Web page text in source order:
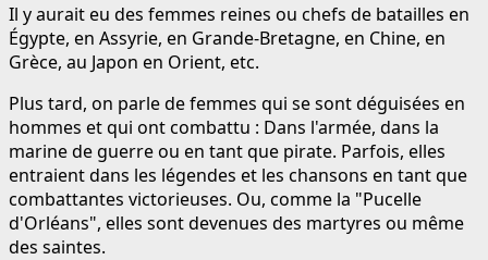
Il y aurait eu des femmes reines ou chefs de batailles en
Égypte, en Assyrie, en Grande-Bretagne, en Chine, en
Grèce, au Japon en Orient, etc.
Plus tard, on parle de femmes qui se sont déguisées en
hommes et qui ont combattu : Dans l'armée, dans la
marine de guerre ou en tant que pirate. Parfois, elles
entraient dans les légendes et les chansons en tant que
combattantes victorieuses. Ou, comme la "Pucelle
d'Orléans", elles sont devenues des martyres ou même
des saintes.